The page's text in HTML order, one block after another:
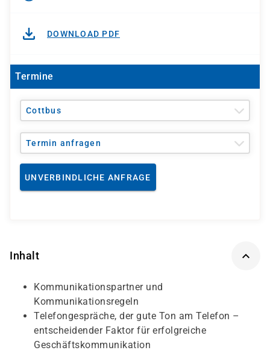
DOWNLOAD PDF
Termine
Cottbus
Termin anfragen
UNVERBINDLICHE ANFRAGE
Inhalt
Kommunikationspartner und
Kommunikationsregeln
Telefongespräche, der gute Ton am Telefon –
entscheidender Faktor für erfolgreiche
Geschäftskommunikation